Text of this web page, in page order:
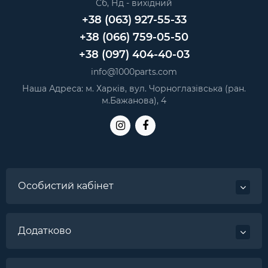
Сб, Нд - вихідний
+38 (063) 927-55-33
+38 (066) 759-05-50
+38 (097) 404-40-03
info@1000parts.com
Наша Адреса: м. Харків, вул. Чорноглазівська (ран.
м.Бажанова), 4
Особистий кабінет
Додатково